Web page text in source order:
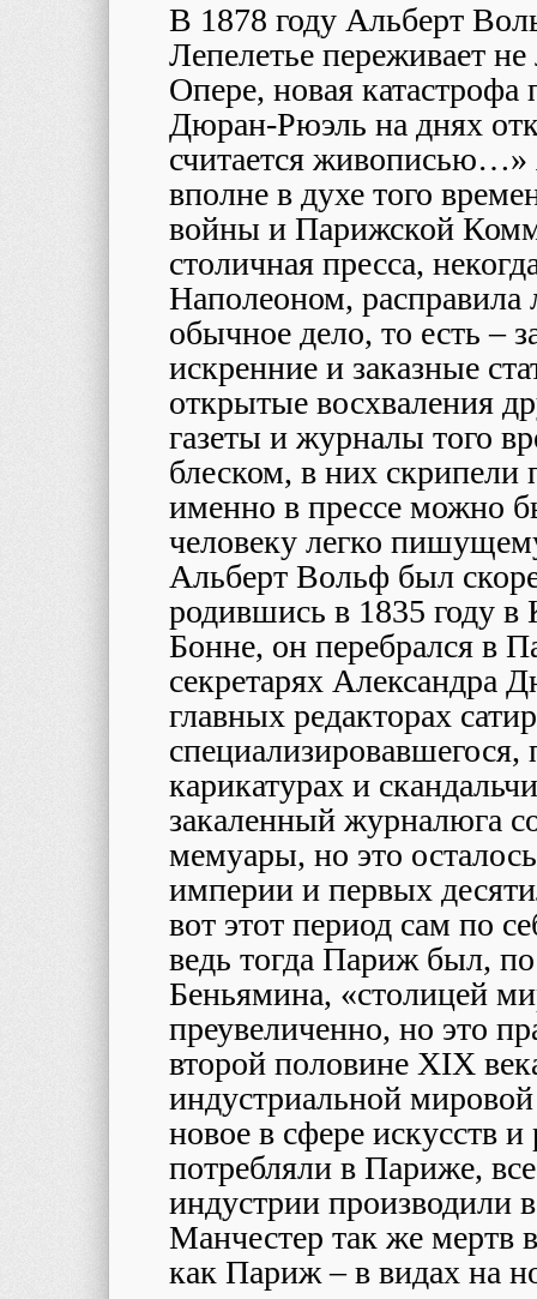
В 1878 году Альберт
Лепелетье переживает
Опере, новая
Дюран-Рюэль на днях
считается
вполне в духе того
войны и Парижской
столичная пресса,
Наполеоном, расправила
обычное дело, то есть –
искренние и заказные
открытые восхваления
газеты и журналы того
блеском, в них скрипели
именно в прессе можно
человеку легко
Альберт Вольф был
родившись в 1835 году в
Бонне, он перебрался в
секретарях Александра
главных редакторах
специализировавшегося,
карикатурах и
закаленный журналюга
мемуары, но это
империи и первых
вот этот период сам по
ведь тогда Париж был,
Беньямина, «столицей
преувеличенно, но это
второй половине XIX
индустриальной
новое в сфере искусств
потребляли в Париже,
индустрии производили
Манчестер так же мертв
как Париж – в видах на